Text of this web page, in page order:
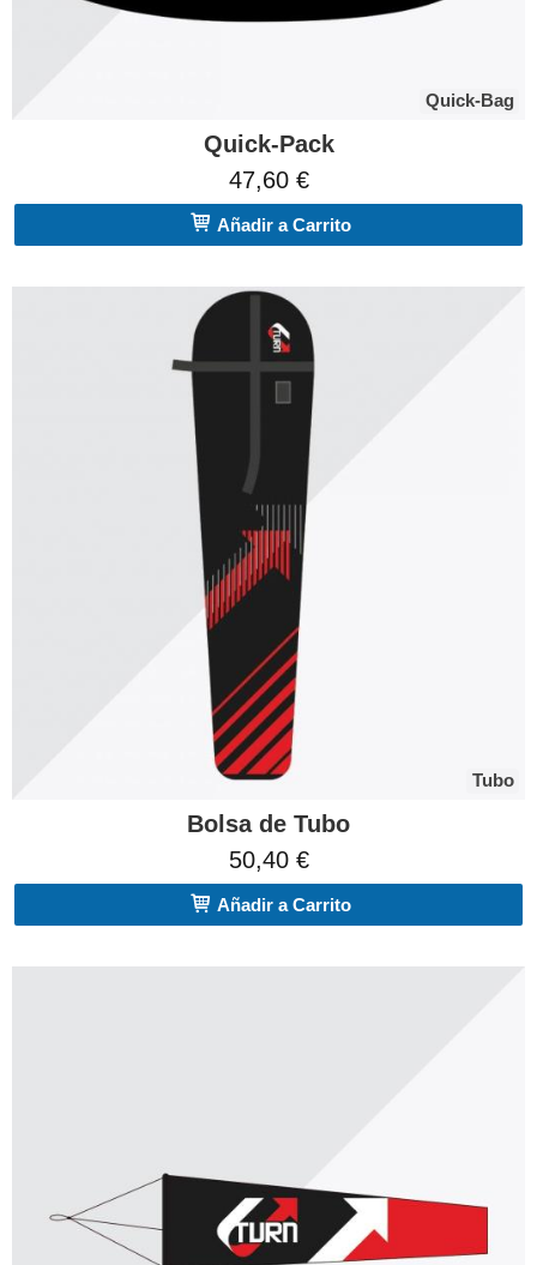
Quick-Bag
Quick-Pack
47,60 €
Añadir a Carrito
Tubo
Bolsa de Tubo
50,40 €
Añadir a Carrito